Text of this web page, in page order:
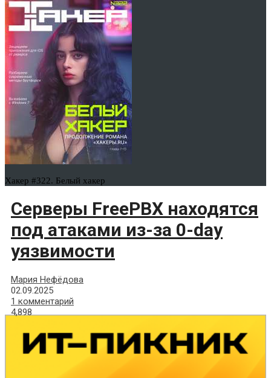
Хакер #322. Белый хакер
Серверы FreePBX находятся
под атаками из-за 0-day
уязвимости
Мария Нефёдова
02.09.2025
1 комментарий
4,898